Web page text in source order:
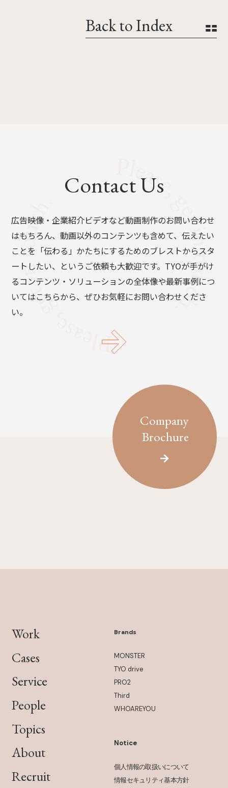
Back to Index
Contact Us
広告映像・企業紹介ビデオなど動画制作のお問い合わせ
はもちろん、動画以外のコンテンツも含めて、伝えたい
ことを「伝わる」かたちにするためのブレストからスタ
ートしたい、というご依頼も大歓迎です。TYOが手がけ
るコンテンツ・ソリューションの全体像や最新事例につ
いてはこちらから、ぜひお気軽にお問い合わせくださ
い。
Company
Brochure
Work
Cases
Service
People
Topics
About
Recruit
Brands
MONSTER
TYO drive
PRO2
Third
WHOAREYOU
Notice
個人情報の取扱いについて
情報セキュリティ基本方針